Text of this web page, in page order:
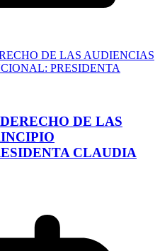
DE LAS
CLAUDIA